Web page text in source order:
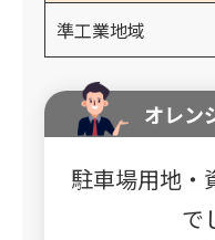
準工業地域
オレン
駐車場用地・
で